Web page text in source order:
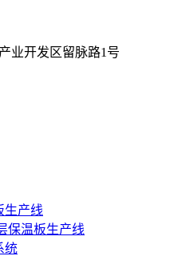
业开发区留脉路1号
生产线
保温板生产线
统